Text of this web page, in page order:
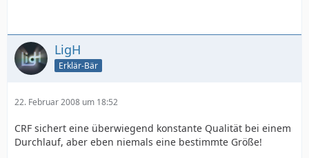
LigH
Erklär-Bär
22. Februar 2008 um 18:52
CRF sichert eine überwiegend konstante Qualität bei einem
Durchlauf, aber eben niemals eine bestimmte Größe!